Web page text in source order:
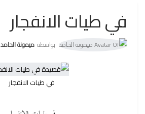
في طيات الانفجار
بواسطة ميمونة الحامد
في طيات الانفجار